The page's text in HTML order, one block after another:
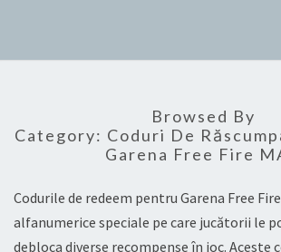
Browsed By
Category: Coduri De
Garena Free Fire
Codurile de redeem pentru Garena Free
alfanumerice speciale pe care jucătorii le
debloca diverse recompense în joc. Aceste